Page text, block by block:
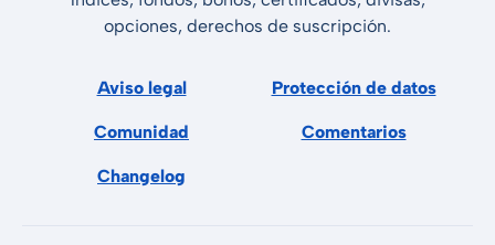
opciones, derechos de suscripción.
Aviso legal Protección de datos
Comunidad Comentarios
Changelog